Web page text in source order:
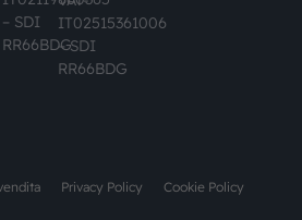
– SDI
RR66BDG
IT02515361006
– SDI
RR66BDG
Privacy Policy Cookie Policy